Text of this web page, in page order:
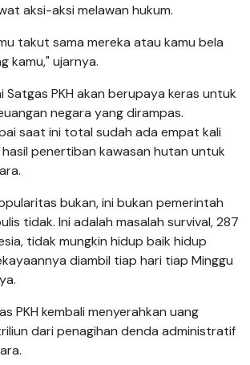
aksi-aksi melawan hukum.
takut sama mereka atau kamu bela
kamu," ujarnya.
Satgas PKH akan berupaya keras untuk
negara yang dirampas.
saat ini total sudah ada empat kali
penertiban kawasan hutan untuk
bukan, ini bukan pemerintah
tidak. Ini adalah masalah survival, 287
tidak mungkin hidup baik hidup
diambil tiap hari tiap Minggu
PKH kembali menyerahkan uang
dari penagihan denda administratif